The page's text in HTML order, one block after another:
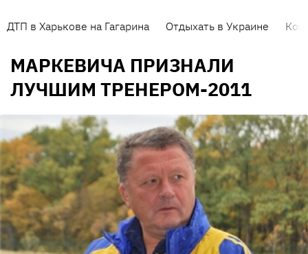
ДТП в Харькове на Гагарина Отдыхать в Украине
МАРКЕВИЧА ПРИЗНАЛИ
ЛУЧШИМ ТРЕНЕРОМ-2011